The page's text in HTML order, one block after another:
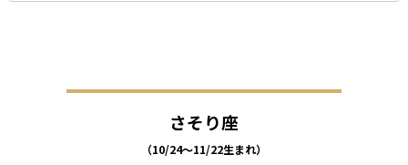
さそり座
（10/24～11/22生まれ）